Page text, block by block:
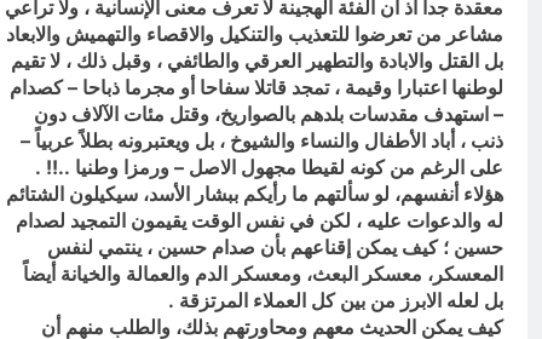
معقدة جداً اذ ان الفئة الهجينة لا تعرف معنى الإنسانية ، ولا تراعي
مشاعر من تعرضوا للتعذيب والتنكيل والاقصاء والتهميش والابعاد
بل القتل والابادة والتطهير العرقي والطائفي ، وقبل ذلك ، لا تقيم
لوطنها اعتبارا وقيمة ، تمجد قاتلا سفاحا أو مجرما ذباحا – كصدام
– استهدف مقدسات بلدهم بالصواريخ، وقتل مئات الآلاف دون
ذنب ، أباد الأطفال والنساء والشيوخ ، بل ويعتبرونه بطلاً عربياً –
على الرغم من كونه لقيطا مجهول الاصل – ورمزا وطنيا ..!! .
هؤلاء أنفسهم، لو سألتهم ما رأيكم ببشار الأسد، سيكيلون الشتائم
له والدعوات عليه ، لكن في نفس الوقت يقيمون التمجيد لصدام
حسين ؛ كيف يمكن إقناعهم بأن صدام حسين ، ينتمي لنفس
المعسكر، معسكر البعث، ومعسكر الدم والعمالة والخيانة أيضاً
بل لعله الابرز من بين كل العملاء المرتزقة .
كيف يمكن الحديث معهم ومحاورتهم بذلك، والطلب منهم أن